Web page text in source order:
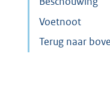
Voetnoot
Terug naar